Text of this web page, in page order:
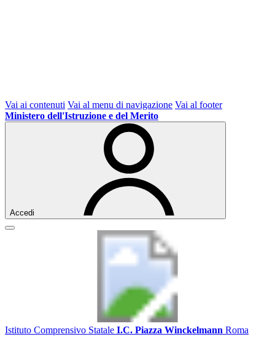
Vai ai contenuti Vai al menu di navigazione Vai al footer
Ministero dell'Istruzione e del Merito
Accedi
Istituto Comprensivo Statale I.C. Piazza Winckelmann Roma